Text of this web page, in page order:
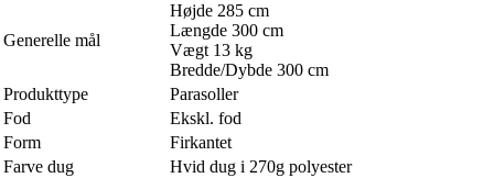
Generelle mål
Højde 285 cm
Længde 300 cm
Vægt 13 kg
Bredde/Dybde 300 cm
Produkttype
Parasoller
Fod
Ekskl. fod
Form
Firkantet
Farve dug
Hvid dug i 270g polyester